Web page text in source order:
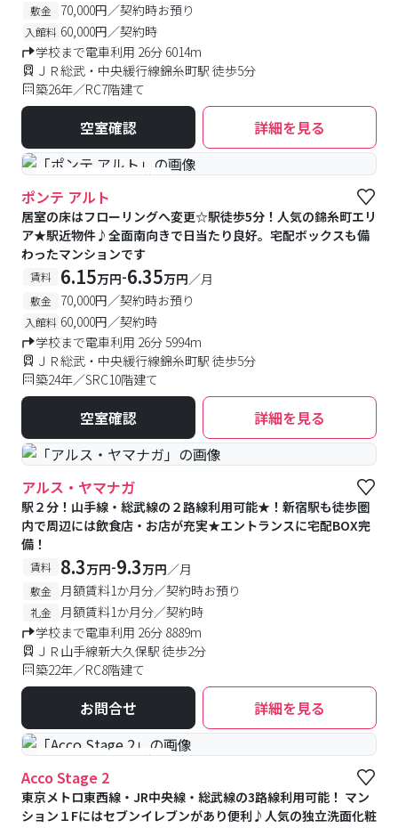
敷金 70,000円／契約時お預り
入館料 60,000円／契約時
学校まで電車利用 26分 6014m
ＪＲ総武・中央緩行線錦糸町駅 徒歩5分
築26年／RC7階建て
空室確認 詳細を見る
#予約受付中 #空室待ち
ポンテ アルト
居室の床はフローリングへ変更☆駅徒歩5分！人気の錦糸町エリ
ア★駅近物件♪全面南向きで日当たり良好。宅配ボックスも備
わったマンションです
賃料 6.15万円-6.35万円／月
敷金 70,000円／契約時お預り
入館料 60,000円／契約時
学校まで電車利用 26分 5994m
ＪＲ総武・中央緩行線錦糸町駅 徒歩5分
築24年／SRC10階建て
空室確認 詳細を見る
アルス・ヤマナガ
駅２分！山手線・総武線の２路線利用可能★！新宿駅も徒歩圏
内で周辺には飲食店・お店が充実★エントランスに宅配BOX完
備！
賃料 8.3万円-9.3万円／月
敷金 月額賃料1か月分／契約時お預り
礼金
月額賃料1か月分／契約時
学校まで電車利用 26分 8889m
ＪＲ山手線新大久保駅 徒歩2分
築22年／RC8階建て
お問合せ 詳細を見る
#予約受付中 #空室待ち
Acco Stage 2
東京メトロ東西線・JR中央線・総武線の3路線利用可能！ マン
ション１Fにはセブンイレブンがあり便利♪人気の独立洗面化粧